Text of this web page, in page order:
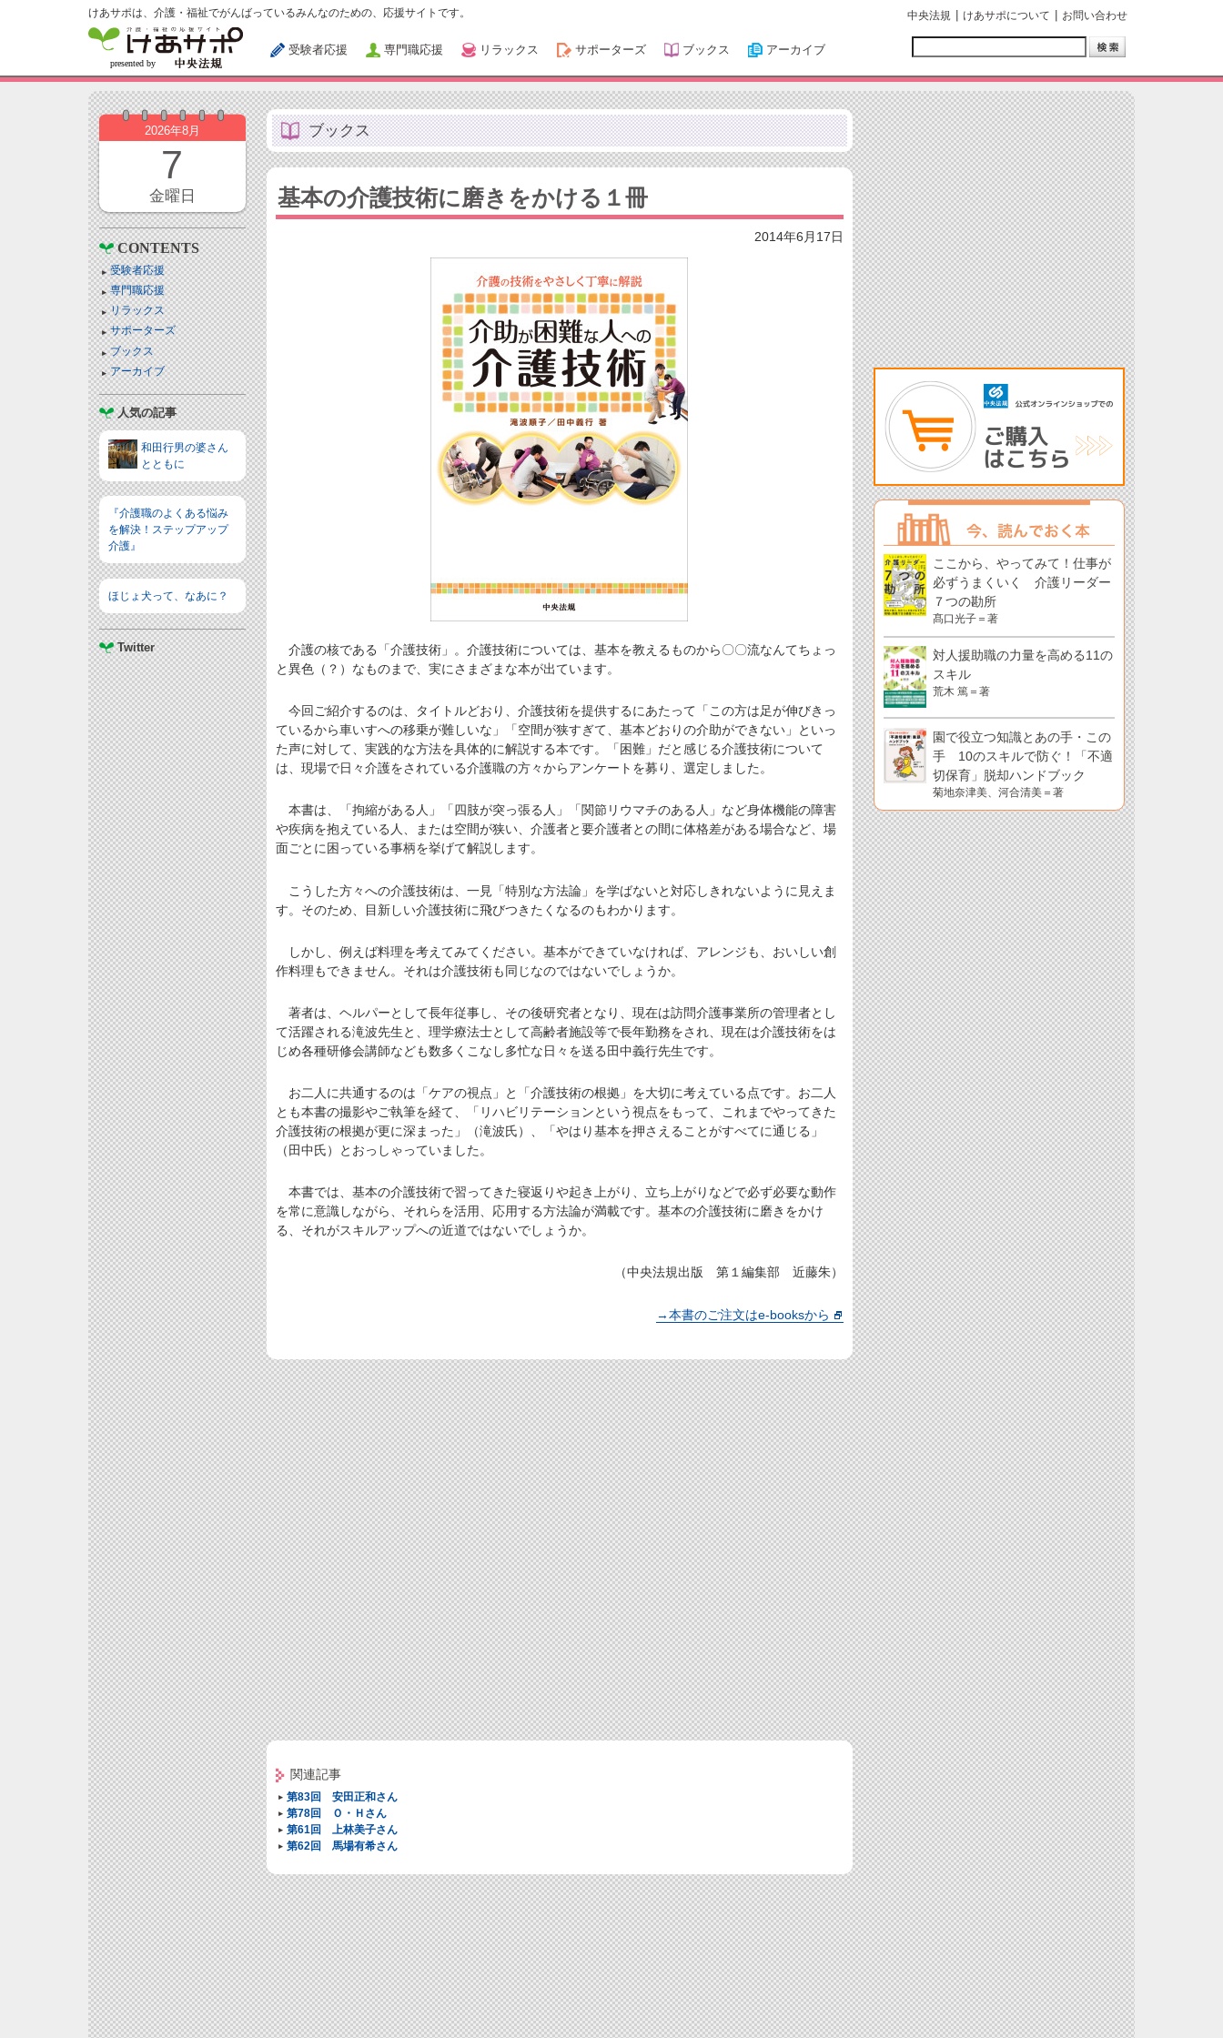
けあサポは、介護・福祉でがんばっているみんなのための、応援サイトです。
受験者応援 専門職応援 リラックス サポーターズ ブックス アーカイブ
中央法規 けあサポについて お問い合わせ
2026年8月
7
金曜日
CONTENTS
受験者応援
専門職応援
リラックス
サポーターズ
ブックス
アーカイブ
人気の記事
和田行男の婆さん
とともに
『介護職のよくある悩み
を解決！ステップアップ
介護』
ほじょ犬って、なあに？
Twitter
ブックス
基本の介護技術に磨きをかける１冊
2014年6月17日
介護の核である「介護技術」。介護技術については、基本を教えるものから〇〇流なんてちょっ
と異色（？）なものまで、実にさまざまな本が出ています。
今回ご紹介するのは、タイトルどおり、介護技術を提供するにあたって「この方は足が伸びきっ
ているから車いすへの移乗が難しいな」「空間が狭すぎて、基本どおりの介助ができない」といっ
た声に対して、実践的な方法を具体的に解説する本です。「困難」だと感じる介護技術について
は、現場で日々介護をされている介護職の方々からアンケートを募り、選定しました。
本書は、「拘縮がある人」「四肢が突っ張る人」「関節リウマチのある人」など身体機能の障害
や疾病を抱えている人、または空間が狭い、介護者と要介護者との間に体格差がある場合など、場
面ごとに困っている事柄を挙げて解説します。
こうした方々への介護技術は、一見「特別な方法論」を学ばないと対応しきれないように見えま
す。そのため、目新しい介護技術に飛びつきたくなるのもわかります。
しかし、例えば料理を考えてみてください。基本ができていなければ、アレンジも、おいしい創
作料理もできません。それは介護技術も同じなのではないでしょうか。
著者は、ヘルパーとして長年従事し、その後研究者となり、現在は訪問介護事業所の管理者とし
て活躍される滝波先生と、理学療法士として高齢者施設等で長年勤務をされ、現在は介護技術をは
じめ各種研修会講師なども数多くこなし多忙な日々を送る田中義行先生です。
お二人に共通するのは「ケアの視点」と「介護技術の根拠」を大切に考えている点です。お二人
とも本書の撮影やご執筆を経て、「リハビリテーションという視点をもって、これまでやってきた
介護技術の根拠が更に深まった」（滝波氏）、「やはり基本を押さえることがすべてに通じる」
（田中氏）とおっしゃっていました。
本書では、基本の介護技術で習ってきた寝返りや起き上がり、立ち上がりなどで必ず必要な動作
を常に意識しながら、それらを活用、応用する方法論が満載です。基本の介護技術に磨きをかけ
る、それがスキルアップへの近道ではないでしょうか。
（中央法規出版 第１編集部 近藤朱）
→本書のご注文はe-booksから
関連記事
第83回 安田正和さん
第78回 Ｏ・Ｈさん
第61回 上林美子さん
第62回 馬場有希さん
ここから、やってみて！仕事が
必ずうまくいく 介護リーダー
７つの勘所
髙口光子＝著
対人援助職の力量を高める11の
スキル
荒木 篤＝著
園で役立つ知識とあの手・この
手 10のスキルで防ぐ！「不適
切保育」脱却ハンドブック
菊地奈津美、河合清美＝著